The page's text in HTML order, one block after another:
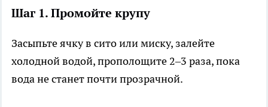
Шаг 1. Промойте крупу
Засыпьте ячку в сито или миску, залейте
холодной водой, прополощите 2–3 раза, пока
вода не станет почти прозрачной.